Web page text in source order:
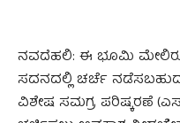
ನವದೆಹಲಿ: ಈ ಭೂಮಿ ಮೇಲಿರುವ
ಸದನದಲ್ಲಿ ಚರ್ಚೆ
ವಿಶೇಷ ಸಮಗ್ರ ಪರಿಷ್ಕರಣೆ